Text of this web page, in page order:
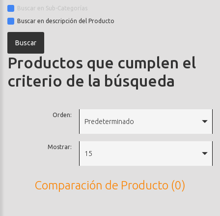
Buscar en Sub-Categorías
Buscar en descripción del Producto
Productos que cumplen el
criterio de la búsqueda
Orden:
Predeterminado
Mostrar:
15
Comparación de Producto (0)